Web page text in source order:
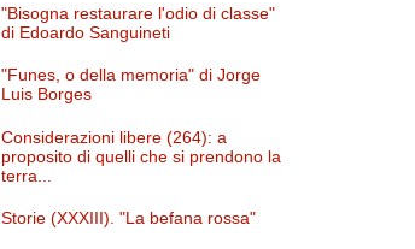
"Bisogna restaurare l'odio di classe"
di Edoardo Sanguineti
"Funes, o della memoria" di Jorge
Luis Borges
Considerazioni libere (264): a
proposito di quelli che si prendono la
terra...
Storie (XXXIII). "La befana rossa"